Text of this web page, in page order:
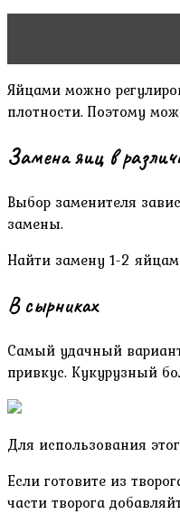
Яйцами можно
плотности. Поэтому
Замена яиц в
Выбор заменителя
замены.
Найти замену 1-2
В сырниках
Самый удачный
привкус. Кукурузный
Для использования
Если готовите из
части творога